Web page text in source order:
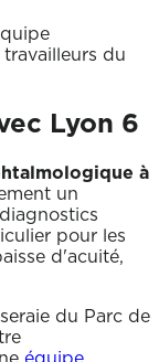
du
Lyon 6
à
un
pour les
d'acuité,
du Parc de
équipe